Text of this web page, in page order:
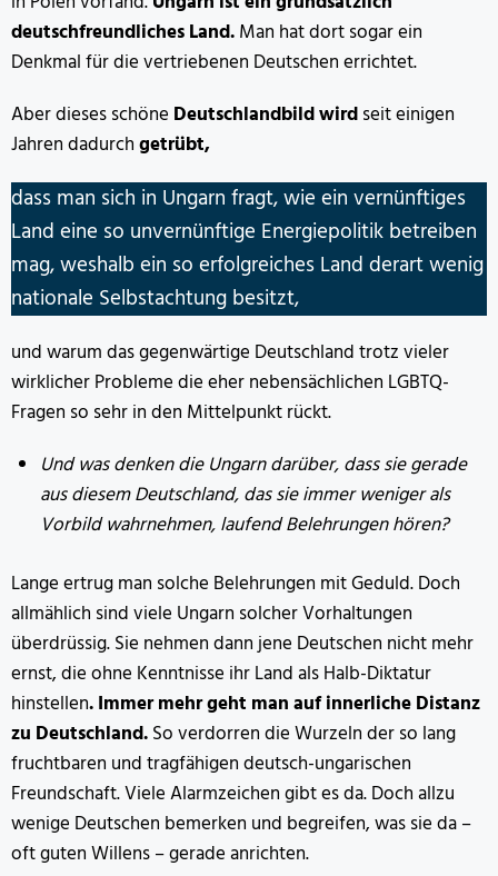
deutschfreundliches Land.Man hat dort sogar ein
Denkmal für die vertriebenen Deutschen errichtet.
Aber dieses schöne Deutschlandbild wirdseit einigen
Jahren dadurchgetrübt,
dass man sich in Ungarn fragt, wie ein vernünftiges
Land eine so unvernünftige Energiepolitik betreiben
mag, weshalb ein so erfolgreiches Land derart wenig
nationale Selbstachtung besitzt,
und warum das gegenwärtige Deutschland trotz vieler
wirklicher Probleme die eher nebensächlichen LGBTQ-
Fragen so sehr in den Mittelpunkt rückt.
Und was denken die Ungarn darüber, dass sie gerade
aus diesem Deutschland, das sie immer weniger als
Vorbild wahrnehmen, laufend Belehrungen hören?
Lange ertrug man solche Belehrungen mit Geduld. Doch
allmählich sind viele Ungarn solcher Vorhaltungen
überdrüssig. Sie nehmen dann jene Deutschen nicht mehr
ernst, die ohne Kenntnisse ihr Land als Halb-Diktatur
hinstellen. Immer mehr geht man auf innerliche Distanz
zu Deutschland.So verdorren die Wurzeln der so lang
fruchtbaren und tragfähigen deutsch-ungarischen
Freundschaft. Viele Alarmzeichen gibt es da. Doch allzu
wenige Deutschen bemerken und begreifen, was sie da –
oft guten Willens – gerade anrichten.